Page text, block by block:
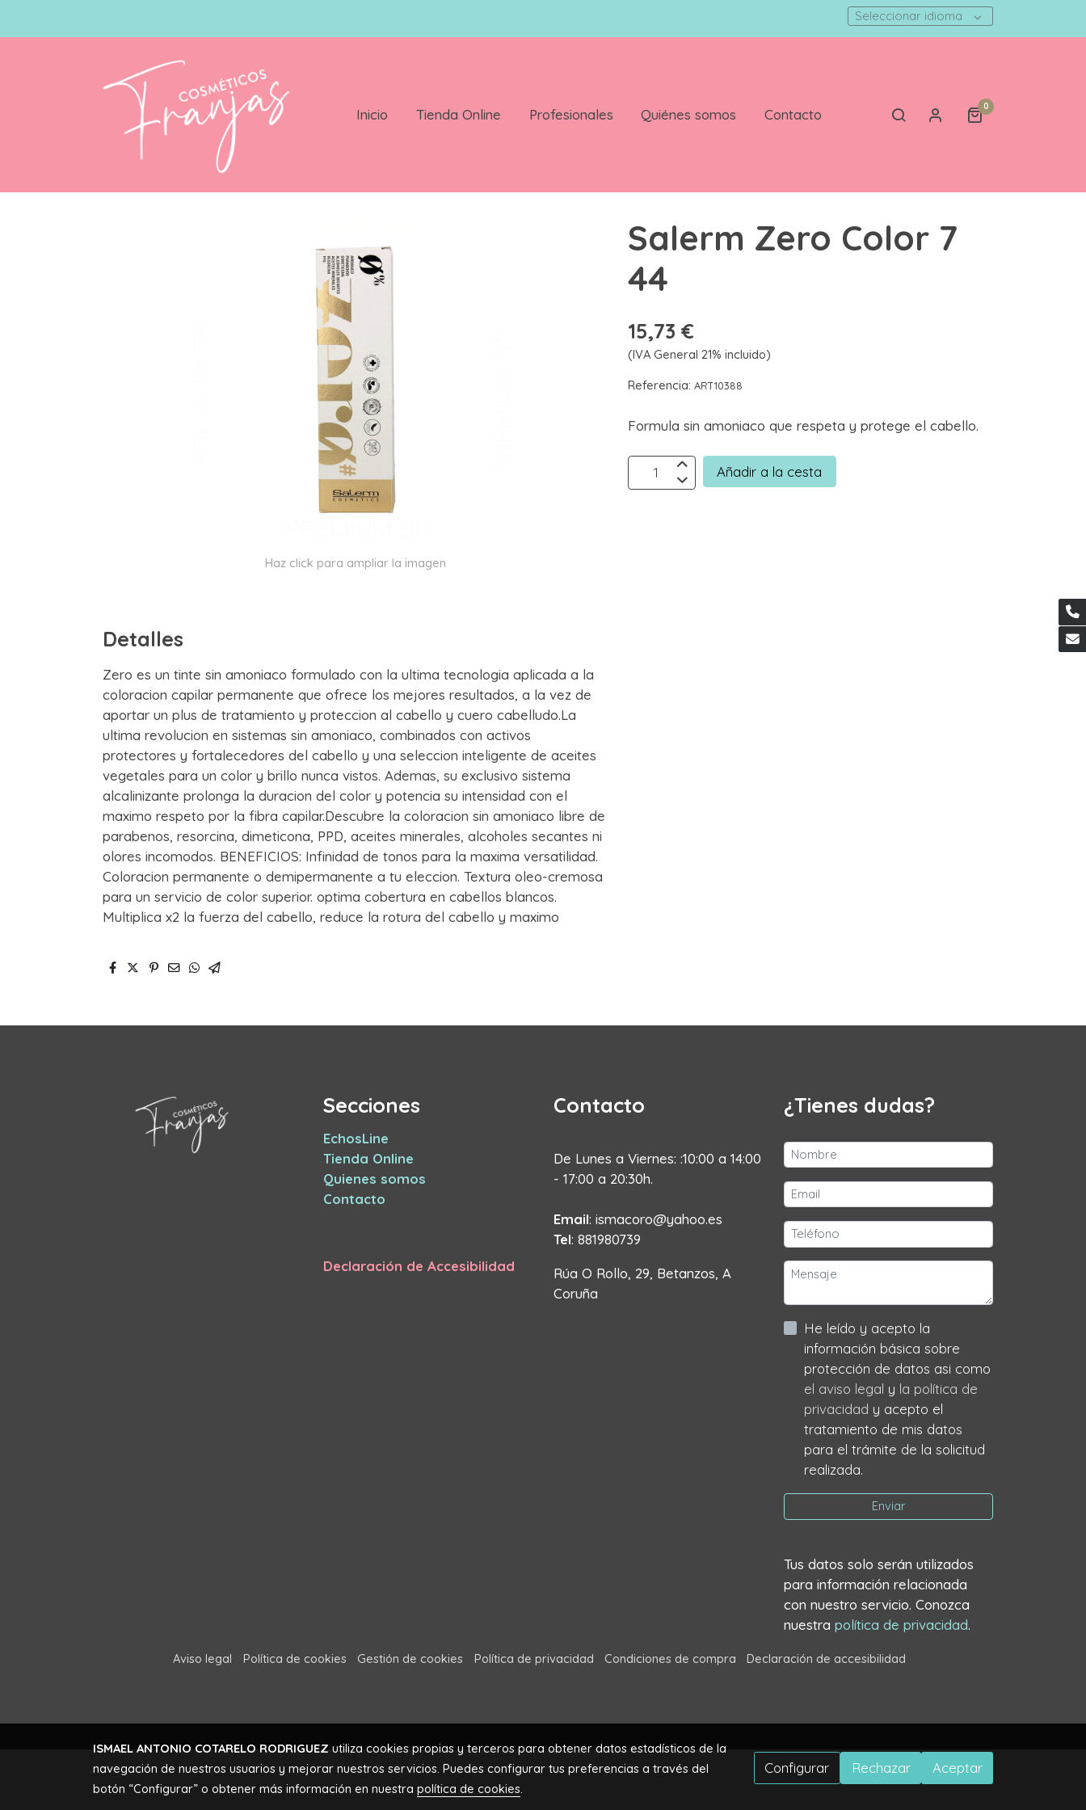
Seleccionar idioma
Inicio Tienda Online Profesionales Quiénes somos Contacto 0
Salerm Zero Color 7 44
Haz click para ampliar la imagen
Detalles
Zero es un tinte sin amoniaco formulado con la ultima tecnologia aplicada a la
coloracion capilar permanente que ofrece los mejores resultados, a la vez de
aportar un plus de tratamiento y proteccion al cabello y cuero cabelludo.La
ultima revolucion en sistemas sin amoniaco, combinados con activos
protectores y fortalecedores del cabello y una seleccion inteligente de aceites
vegetales para un color y brillo nunca vistos. Ademas, su exclusivo sistema
alcalinizante prolonga la duracion del color y potencia su intensidad con el
maximo respeto por la fibra capilar.Descubre la coloracion sin amoniaco libre de
parabenos, resorcina, dimeticona, PPD, aceites minerales, alcoholes secantes ni
olores incomodos. BENEFICIOS: Infinidad de tonos para la maxima versatilidad.
Coloracion permanente o demipermanente a tu eleccion. Textura oleo-cremosa
para un servicio de color superior. optima cobertura en cabellos blancos.
Multiplica x2 la fuerza del cabello, reduce la rotura del cabello y maximo
Salerm Zero Color 7
44
15,73 €
(IVA General 21% incluido)
Referencia:ART10388
Formula sin amoniaco que respeta y protege el cabello.
Añadir a la cesta
Secciones
EchosLine
Tienda Online
Quienes somos
Contacto
Declaración de Accesibilidad
Contacto
De Lunes a Viernes: :10:00 a 14:00
- 17:00 a 20:30h.
Email: ismacoro@yahoo.es
Tel: 881980739
Rúa O Rollo, 29, Betanzos, A
Coruña
¿Tienes dudas?
He leído y acepto la
información básica sobre
protección de datos asi como
el aviso legal y la política de
privacidad y acepto el
tratamiento de mis datos
para el trámite de la solicitud
realizada.
Enviar
Tus datos solo serán utilizados
para información relacionada
con nuestro servicio. Conozca
nuestra política de privacidad.
Aviso legal Política de cookies Gestión de cookies Política de privacidad Condiciones de compra Declaración de accesibilidad
ISMAEL ANTONIO COTARELO RODRIGUEZ utiliza cookies propias y terceros para obtener datos estadísticos de la
navegación de nuestros usuarios y mejorar nuestros servicios. Puedes configurar tus preferencias a través del
botón “Configurar” o obtener más información en nuestra política de cookies.
Configurar Rechazar Aceptar